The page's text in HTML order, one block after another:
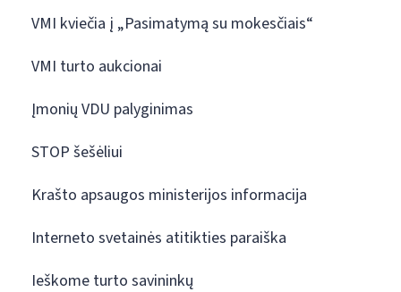
VMI kviečia į „Pasimatymą su mokesčiais“
VMI turto aukcionai
Įmonių VDU palyginimas
STOP šešėliui
Krašto apsaugos ministerijos informacija
Interneto svetainės atitikties paraiška
Ieškome turto savininkų